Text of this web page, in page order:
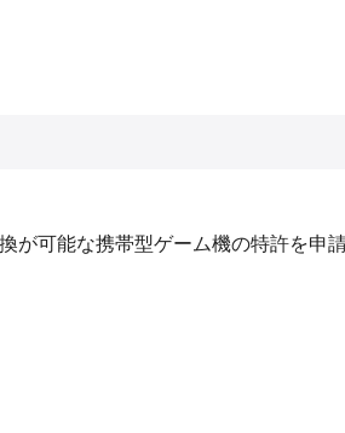
可能な携帯型ゲーム機の特許を申